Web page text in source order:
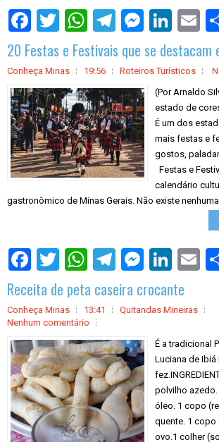
20 Festas e Festivais que se destacam
Conheça Minas 19:56 Roteiros Turísticos
(Por Arnaldo
estado de
É um dos
mais festas e
gostos,
Festas e
calendário
gastronômico de Minas Gerais. Não existe
Receita de peta caseira crocante
Conheça Minas 13:41
Quitandas Mineiras
Nenhum comentário
É a tradicional
Luciana de Ibiá
polvilho
óleo. 1 copo
quente. 1 copo
ovo.1 colher